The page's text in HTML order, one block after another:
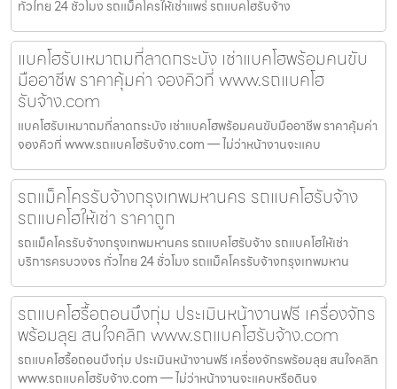
ทั่วไทย 24 ชั่วโมง รถแม็คโครให้เช่าแพร่ รถแบคโฮรับจ้าง
แบคโฮรับเหมาถมที่ลาดกระบัง เช่าแบคโฮพร้อมคนขับ
มืออาชีพ ราคาคุ้มค่า จองคิวที่ www.รถแบคโฮ
รับจ้าง.com
แบคโฮรับเหมาถมที่ลาดกระบัง เช่าแบคโฮพร้อมคนขับมืออาชีพ ราคาคุ้มค่า
จองคิวที่ www.รถแบคโฮรับจ้าง.com — ไม่ว่าหน้างานจะแคบ
รถแม็คโครรับจ้างกรุงเทพมหานคร รถแบคโฮรับจ้าง
รถแบคโฮให้เช่า ราคาถูก
รถแม็คโครรับจ้างกรุงเทพมหานคร รถแบคโฮรับจ้าง รถแบคโฮให้เช่า
บริการครบวงจร ทั่วไทย 24 ชั่วโมง รถแม็คโครรับจ้างกรุงเทพมหาน
รถแบคโฮรื้อถอนบึงกุ่ม ประเมินหน้างานฟรี เครื่องจักร
พร้อมลุย สนใจคลิก www.รถแบคโฮรับจ้าง.com
รถแบคโฮรื้อถอนบึงกุ่ม ประเมินหน้างานฟรี เครื่องจักรพร้อมลุย สนใจคลิก
www.รถแบคโฮรับจ้าง.com — ไม่ว่าหน้างานจะแคบหรือดินจ